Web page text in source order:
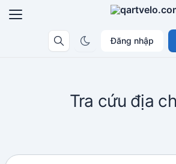
Đăng nhập
Tra cứu địa